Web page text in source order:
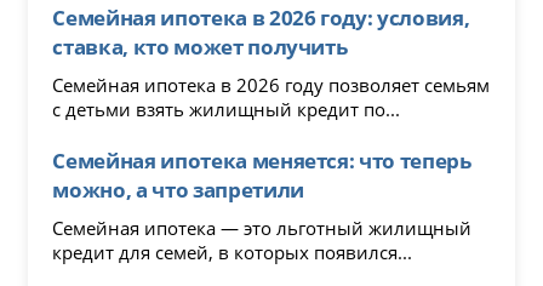
Семейная ипотека в 2026 году: условия,
ставка, кто может получить
Семейная ипотека в 2026 году позволяет семьям
с детьми взять жилищный кредит по...
Семейная ипотека меняется: что теперь
можно, а что запретили
Семейная ипотека — это льготный жилищный
кредит для семей, в которых появился...